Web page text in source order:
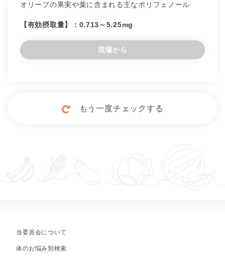
オリーブの果実や葉に含まれる主なポリフェノール
【有効摂取量】：0.713～5.25mg
現場から
もう一度チェックする
当委員会について
体のお悩み別検索